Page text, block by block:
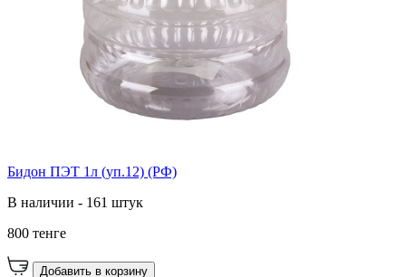
Бидон ПЭТ 1л (уп.12) (РФ)
В наличии - 161 штук
800 тенге
Добавить в корзину